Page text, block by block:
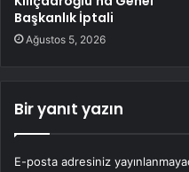
Başkanlık İptali
Ağustos 5, 2026
Bir yanıt yazın
E-posta adresiniz